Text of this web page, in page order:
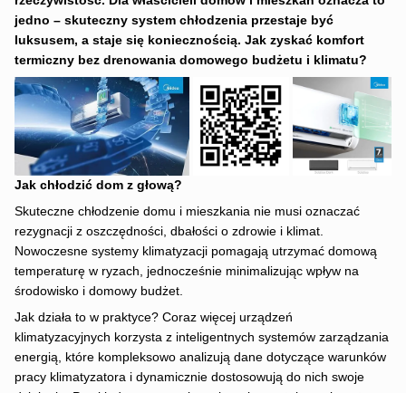
jedno – skuteczny system chłodzenia przestaje być
luksusem, a staje się koniecznością. Jak zyskać komfort
termiczny bez drenowania domowego budżetu i klimatu?
Jak chłodzić dom z głową?
Skuteczne chłodzenie domu i mieszkania nie musi oznaczać
rezygnacji z oszczędności, dbałości o zdrowie i klimat.
Nowoczesne systemy klimatyzacji pomagają utrzymać domową
temperaturę w ryzach, jednocześnie minimalizując wpływ na
środowisko i domowy budżet.
Jak działa to w praktyce? Coraz więcej urządzeń
klimatyzacyjnych korzysta z inteligentnych systemów zarządzania
energią, które kompleksowo analizują dane dotyczące warunków
pracy klimatyzatora i dynamicznie dostosowują do nich swoje